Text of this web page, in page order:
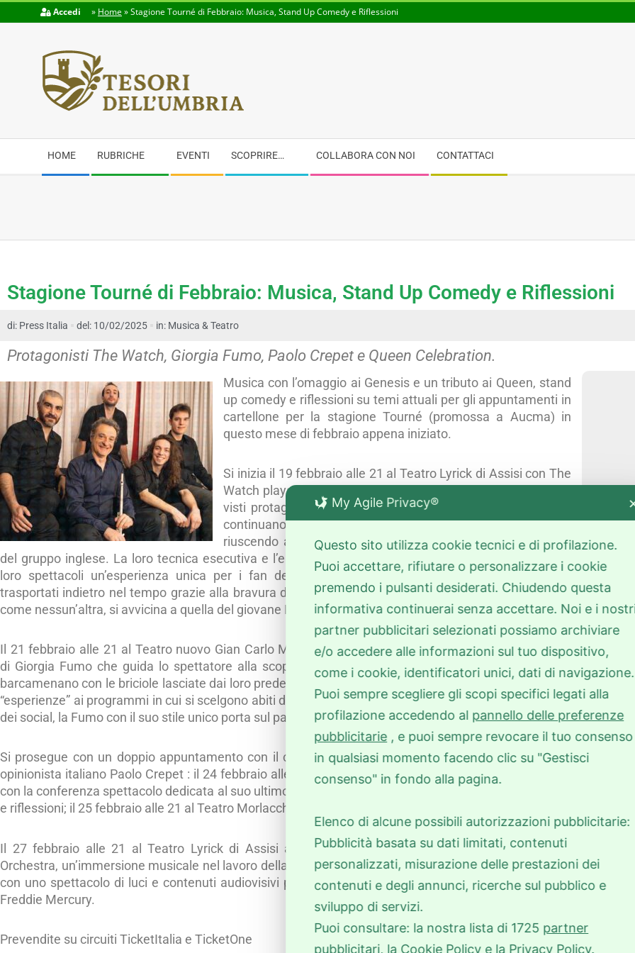
Accedi » Home »Stagione Tourné di Febbraio: Musica, Stand Up Comedy e Riflessioni
DELL'UMBRIA
HOME RUBRICHE EVENTI SCOPRIRE… COLLABORA CON NOI CONTATTACI
Stagione Tourné di Febbraio: Musica, Stand Up Comedy e Riflessioni
di: Press Italia del: 10/02/2025 in: Musica & Teatro
Protagonisti The Watch, Giorgia Fumo, Paolo Crepet e Queen Celebration.
Musica con l’omaggio ai Genesis e un tributo ai Queen, stand
up comedy e riflessioni su temi attuali per gli appuntamenti in
cartellone per la stagione Tourné (promossa a Aucma) in
questo mese di febbraio appena iniziato.
Si inizia il 19 febbraio alle 21 al Teatro Lyrick di Assisi con The
Watch plays Genesis. I The Watch, dopo il successo che li ha
visti protagonisti nelle più importanti capitali europee e UK,
continuano a portare sul palco la musica dei Genesis
riuscendo a catturare l’essenza e l’atmosfera dei primi anni
del gruppo inglese. La loro tecnica esecutiva e l’energia che riescono a portare sul palco, rendono i
loro spettacoli un’esperienza unica per i fan dei Genesis e non solo, un’occasione per essere
trasportati indietro nel tempo grazie alla bravura delle loro performance ma anche ad una voce che,
come nessun’altra, si avvicina a quella del giovane Peter Gabriel degli anni Settanta.
Il 21 febbraio alle 21 al Teatro nuovo Gian Carlo Menotti di Spoleto spazio a “Vita Bassa” spettacolo
di Giorgia Fumo che guida lo spettatore alla scoperta della vita dei millenials, i nuovi adulti che si
barcamenano con le briciole lasciate dai loro predecessori. Dai viaggi che devono essere a tutti i costi
“esperienze” ai programmi in cui si scelgono abiti da sposa, dalla vita in ufficio ai “lasciamenti” nell’era
dei social, la Fumo con il suo stile unico porta sul palco una comicità intelligente e mai banale.
Si prosegue con un doppio appuntamento con il con lo psichiatra, sociologo, educatore, saggista e
opinionista italiano Paolo Crepet : il 24 febbraio alle 21 al Teatro nuovo Gian Carlo Menotti di Spoleto
con la conferenza spettacolo dedicata al suo ultimo libro “Mordere il cielo” tra ricordi personali, incontri
e riflessioni; il 25 febbraio alle 21 al Teatro Morlacchi di Perugia con” La fragilità del bene”.
Il 27 febbraio alle 21 al Teatro Lyrick di Assisi a chiudere il mese sarà Queen Celebration with
Orchestra, un’immersione musicale nel lavoro della band britannica che combina i più grandi successi
con uno spettacolo di luci e contenuti audiovisivi per far rivivere al pubblico la storia dei Queen e di
Freddie Mercury.
Prevendite su circuiti TicketItalia e TicketOne
My Agile Privacy®
Questo sito utilizza cookie tecnici e di profilazione.
Puoi accettare, rifiutare o personalizzare i cookie
premendo i pulsanti desiderati. Chiudendo questa
informativa continuerai senza accettare. Noi e i
partner pubblicitari selezionati possiamo archiviare
e/o accedere alle informazioni sul tuo dispositivo,
come i cookie, identificatori unici, dati di navigazione.
Puoi sempre scegliere gli scopi specifici legati alla
profilazione accedendo al pannello delle preferenze
pubblicitarie , e puoi sempre revocare il tuo consenso
in qualsiasi momento facendo clic su "Gestisci
consenso" in fondo alla pagina.
Elenco di alcune possibili autorizzazioni pubblicitarie:
Pubblicità basata su dati limitati, contenuti
personalizzati, misurazione delle prestazioni dei
contenuti e degli annunci, ricerche sul pubblico e
sviluppo di servizi.
Puoi consultare: la nostra lista di 1725 partner
pubblicitari, la Cookie Policy e la Privacy Policy.